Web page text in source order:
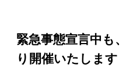
演奏依頼
緊急事態宣言中も
り開催いたします